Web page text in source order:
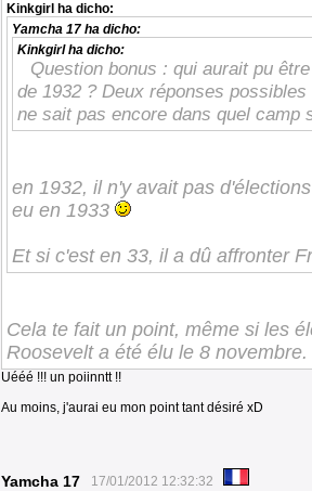
Kinkgirl ha dicho:
Yamcha 17 ha dicho:
Kinkgirlha dicho:
Question bonus : qui aurait pu
de 1932 ? Deux réponses
ne sait pas encore dans quel camp
en 1932, il n'y avait pas
eu en 1933
Et si c'est en 33, il a dû affronter
Cela te fait un point, même si les
Roosevelt a été élu le 8 novembre.
Uééé !!! un poiinntt !!
Au moins, j'aurai eu mon point tant désiré xD
Yamcha 17 17/01/2012 12:32:32